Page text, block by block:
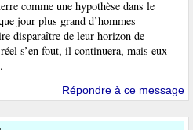
comme une hypothèse dans le
jour plus grand d’hommes
disparaître de leur horizon de
s’en fout, il continuera, mais eux
Répondre à ce message